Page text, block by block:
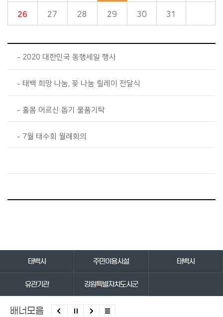
26 27 28 29 30 31
2020 대한민국 동행세일 행사
태백 희망 나눔, 꽃 나눔 릴레이 전달식
홀몸 어르신 돕기 물품기탁
7월 태수회 월례회의
태백시 주민이용시설 태백시
유관기관 강원특별자치도시군
배너모음